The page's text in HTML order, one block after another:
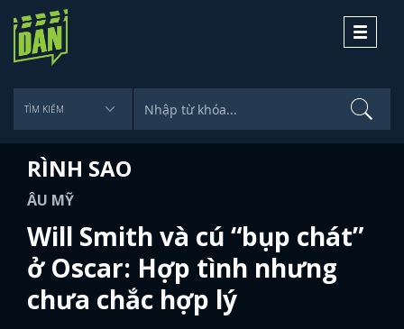
Toggle
RÌNH SAO
ÂU MỸ
Will Smith và cú “bụp chát”
ở Oscar: Hợp tình nhưng
chưa chắc hợp lý